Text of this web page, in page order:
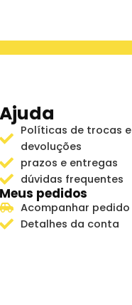
Ajuda
Políticas de trocas e
devoluções
prazos e entregas
dúvidas frequentes
Meus pedidos
Acompanhar pedido
Detalhes da conta